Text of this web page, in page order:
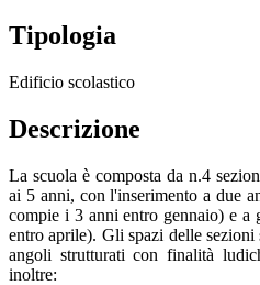
Tipologia
Edificio scolastico
Descrizione
La scuola è composta da n.4
ai 5 anni, con l'inserimento a due
compie i 3 anni entro gennaio) e a
entro aprile). Gli spazi delle
angoli strutturati con finalità
inoltre: